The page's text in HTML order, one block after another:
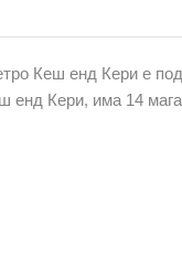
Кеш енд Кери е
енд Кери, има 14